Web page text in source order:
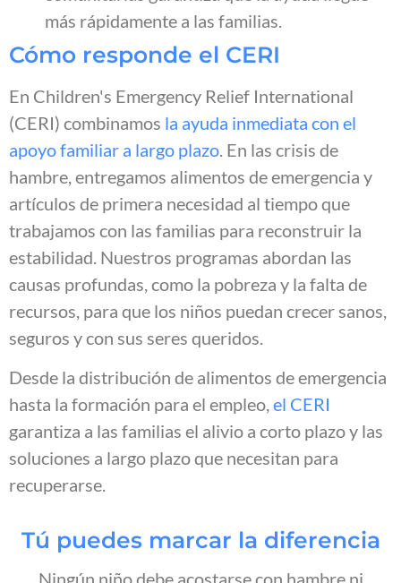
más rápidamente a las familias.
Cómo responde el CERI
En Children's Emergency Relief International
(CERI) combinamos la ayuda inmediata con el
apoyo familiar a largo plazo . En las crisis de
hambre, entregamos alimentos de emergencia y
artículos de primera necesidad al tiempo que
trabajamos con las familias para reconstruir la
estabilidad. Nuestros programas abordan las
causas profundas, como la pobreza y la falta de
recursos, para que los niños puedan crecer sanos,
seguros y con sus seres queridos.
Desde la distribución de alimentos de emergencia
hasta la formación para el empleo, el CERI
garantiza a las familias el alivio a corto plazo y las
soluciones a largo plazo que necesitan para
recuperarse.
Tú puedes marcar la diferencia